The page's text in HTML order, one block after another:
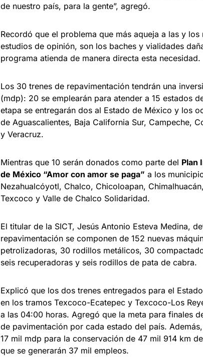
de nuestro país, para la gente”, agregó.
Recordó que el problema que más aqueja a las y
estudios de opinión, son los baches y vialidades
programa atienda de manera directa esta necesidad.
Los 30 trenes de repavimentación tendrán una
(mdp): 20 se emplearán para atender a 15 estados
etapa se entregarán dos al Estado de México y los
de Aguascalientes, Baja California Sur, Campeche,
y Veracruz.
Mientras que 10 serán donados como parte del Plan
de México “Amor con amor se paga” a los
Nezahualcóyotl, Chalco, Chicoloapan,
Texcoco y Valle de Chalco Solidaridad.
El titular de la SICT, Jesús Antonio Esteva Medina,
repavimentación se componen de 152 nuevas
petrolizadoras, 30 rodillos metálicos, 30
seis recuperadoras y seis rodillos de pata de cabra.
Explicó que los dos trenes entregados para el
en los tramos Texcoco-Ecatepec y Texcoco-Los
a las 04:00 horas. Agregó que la meta para finales
de pavimentación por cada estado del país.
17 mil mdp para la conservación de 47 mil 914 km
que se generarán 37 mil empleos.